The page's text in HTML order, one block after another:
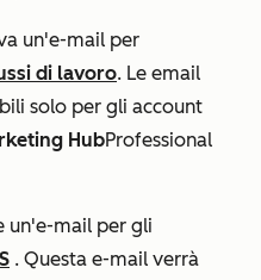
un'e-mail per
di lavoro. Le email
solo per gli account
HubProfessional
un'e-mail per gli
. Questa e-mail verrà